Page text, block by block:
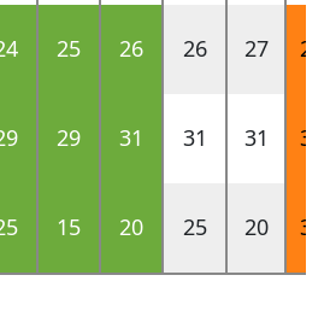
25 26 26 27 26
29 31 31 31 32
15 20 25 20 35